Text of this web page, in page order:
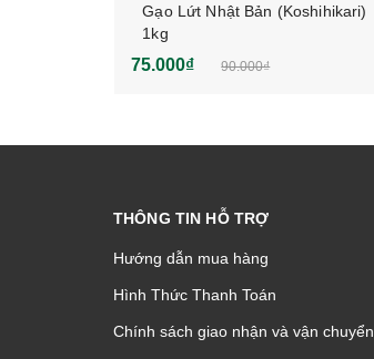
Gạo Lứt Nhật Bản (Koshihikari)
1kg
75.000₫ 90.000₫
THÔNG TIN HỖ TRỢ
Hướng dẫn mua hàng
Hình Thức Thanh Toán
Chính sách giao nhận và vận chuyển